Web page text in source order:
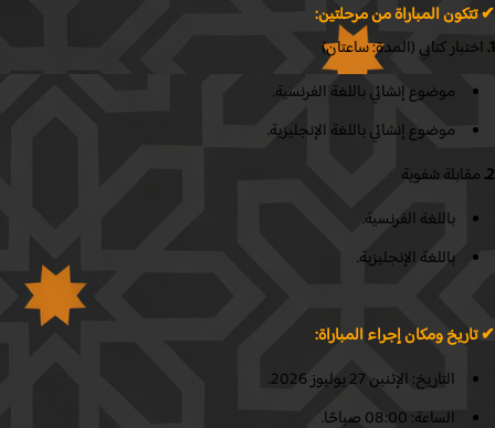
المباراة من مرحلتين:
كتابي (المدة: ساعتان)
موضوع إنشائي باللغة الفرنسية.
موضوع إنشائي باللغة الإنجليزية.
شفوية
باللغة الفرنسية.
باللغة الإنجليزية.
ومكان إجراء المباراة:
التاريخ: الإثنين 27 يوليوز 2026.
الساعة: 08:00 صباحًا.